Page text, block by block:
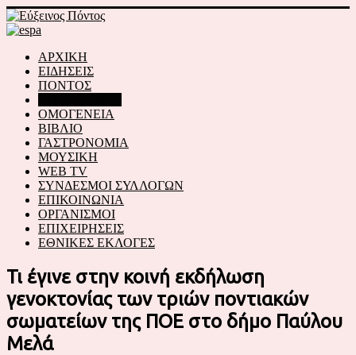
ΑΡΧΙΚΗ
ΕΙΔΗΣΕΙΣ
ΠΟΝΤΟΣ
ΟΜΟΓΕΝΕΙΑ
ΒΙΒΛΙΟ
ΓΑΣΤΡΟΝΟΜΙΑ
ΜΟΥΣΙΚΗ
WEB TV
ΣΥΝΔΕΣΜΟΙ ΣΥΛΛΟΓΩΝ
ΕΠΙΚΟΙΝΩΝΙΑ
ΟΡΓΑΝΙΣΜΟΙ
ΕΠΙΧΕΙΡΗΣΕΙΣ
ΕΘΝΙΚΕΣ ΕΚΛΟΓΕΣ
Τι έγινε στην κοινή εκδήλωση
γενοκτονίας των τριών ποντιακών
σωματείων της ΠΟΕ στο δήμο Παύλου
Μελά